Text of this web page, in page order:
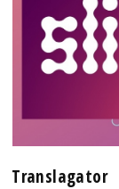
Translagator